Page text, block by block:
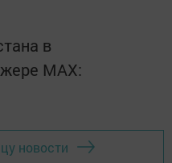
в
MАХ:
новости